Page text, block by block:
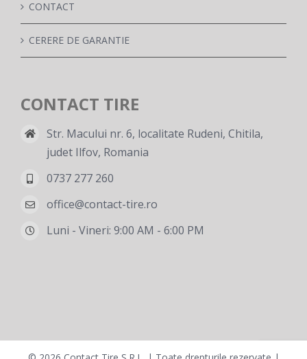
MONITORIZARE
CONTACT
CERERE DE GARANTIE
CONTACT TIRE
Str. Macului nr. 6, localitate Rudeni, Chitila,
judet Ilfov, Romania
0737 277 260
office@contact-tire.ro
Luni - Vineri: 9:00 AM - 6:00 PM